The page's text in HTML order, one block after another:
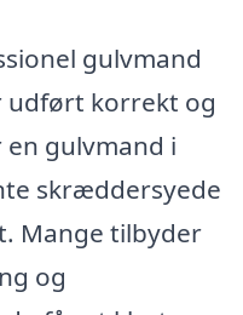
gulvmand
udført korrekt og
gulvmand i
skræddersyede
Mange tilbyder
og